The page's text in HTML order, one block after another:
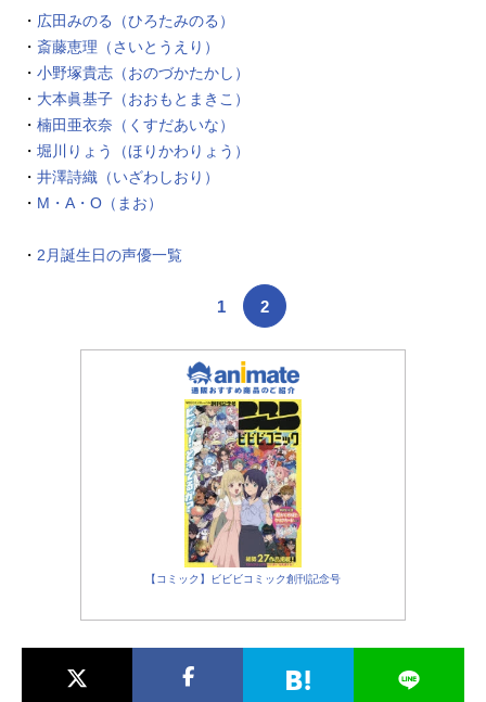
・ 広田みのる（ひろたみのる）
・ 斎藤恵理（さいとうえり）
・ 小野塚貴志（おのづかたかし）
・ 大本眞基子（おおもとまきこ）
・ 楠田亜衣奈（くすだあいな）
・ 堀川りょう（ほりかわりょう）
・ 井澤詩織（いざわしおり）
・ M・A・O（まお）
・ 2月誕生日の声優一覧
1 2
【コミック】ビビビコミック創刊記念号